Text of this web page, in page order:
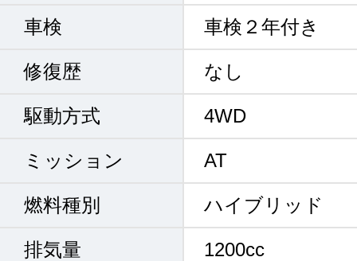
車検 車検２年付き
修復歴 なし
駆動方式 4WD
ミッション AT
燃料種別 ハイブリッド
排気量 1200cc